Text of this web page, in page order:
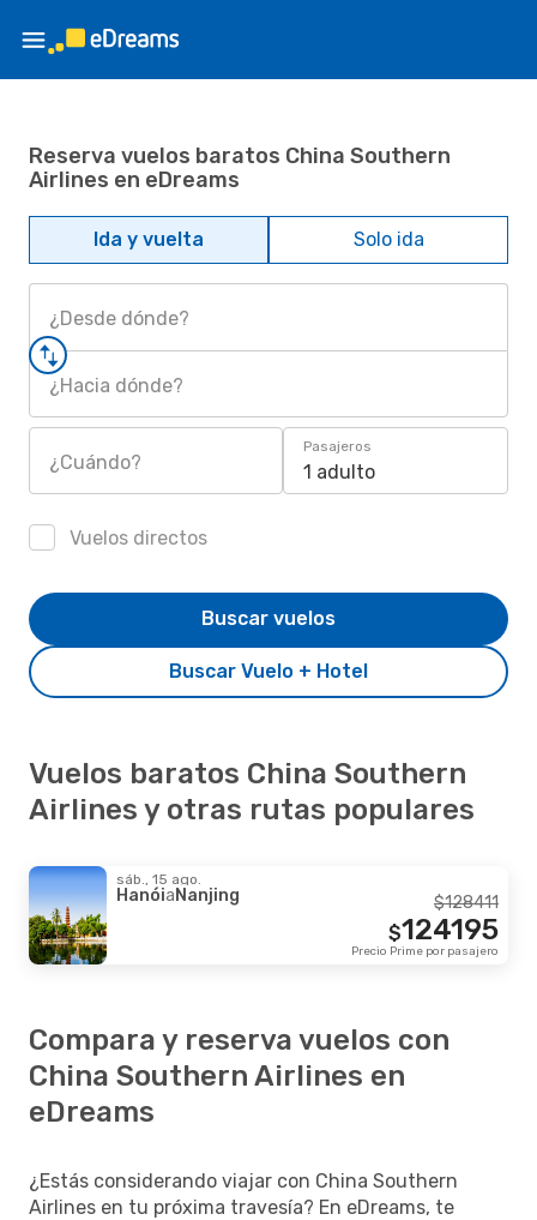
Reserva vuelos baratos China Southern
Airlines en eDreams
Ida y vuelta Solo ida
¿Desde dónde?
¿Hacia dónde?
¿Cuándo?
Pasajeros
1 adulto
Vuelos directos
Buscar Vuelo + Hotel
Buscar vuelos
Vuelos baratos China Southern
Airlines y otras rutas populares
sáb., 15 ago.
HanóiaNanjing 128411
$
124195
$
Precio Prime por pasajero
Compara y reserva vuelos con
China Southern Airlines en
eDreams
¿Estás considerando viajar con China Southern
Airlines en tu próxima travesía? En eDreams, te